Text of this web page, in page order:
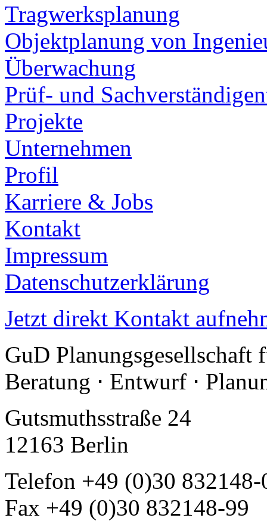
Tragwerksplanung
Objektplanung von
Überwachung
Prüf- und
Projekte
Unternehmen
Profil
Karriere & Jobs
Kontakt
Impressum
Datenschutzerklärung
Jetzt direkt Kontakt
GuD Planungsgesellschaft
Beratung ⋅ Entwurf ⋅
Gutsmuthsstraße 24
12163 Berlin
Telefon +49 (0)30 832148-
Fax +49 (0)30 832148-99